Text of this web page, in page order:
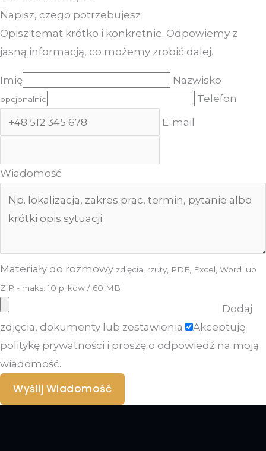
Napisz, czego potrzebujesz
Opisz temat krótko i konkretnie. Odpowiemy z
jasną informacją, co możemy zrobić dalej.
Imię Nazwisko
opcjonalnie
Telefon
E-mail
Wiadomość
Materiały do rozmowy zdjęcia, rzuty, PDF, Excel, Word lub
ZIP - maks. 10 plików / 60 MB
Dodaj
zdjęcia, dokumenty lub zestawienia
Akceptuję
politykę prywatności i proszę o odpowiedź na moją
wiadomość.
Wyślij Wiadomość